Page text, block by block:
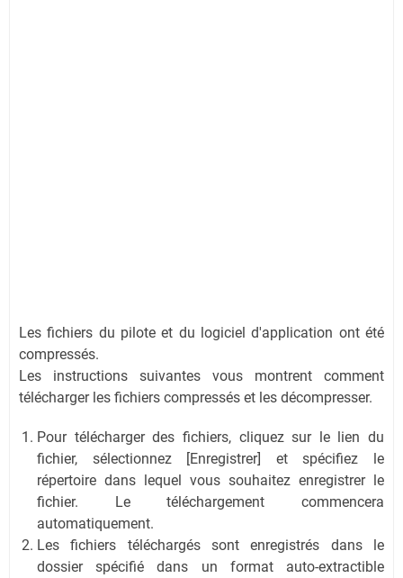
Les fichiers du pilote et du logiciel d'application ont été
compressés.
Les instructions suivantes vous montrent comment
télécharger les fichiers compressés et les décompresser.
Pour télécharger des fichiers, cliquez sur le lien du
fichier, sélectionnez [Enregistrer] et spécifiez le
répertoire dans lequel vous souhaitez enregistrer le
fichier. Le téléchargement commencera
automatiquement.
Les fichiers téléchargés sont enregistrés dans le
dossier spécifié dans un format auto-extractible